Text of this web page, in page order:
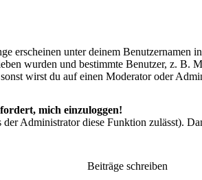
erscheinen unter deinem
wurden und bestimmte Benutzer, z.
wirst du auf einen Moderator oder
mich einzuloggen!
Administrator diese Funktion zulässt).
Beiträge schreiben